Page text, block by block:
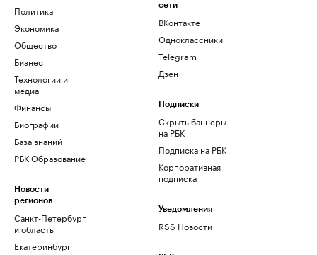
Политика
Экономика
Общество
Бизнес
Технологии и
медиа
Финансы
Биографии
База знаний
РБК Образование
Новости
регионов
Санкт-Петербург
и область
Екатеринбург
сети
ВКонтакте
Одноклассники
Telegram
Дзен
Подписки
Скрыть баннеры
на РБК
Подписка на РБК
Корпоративная
подписка
Уведомления
RSS Новости